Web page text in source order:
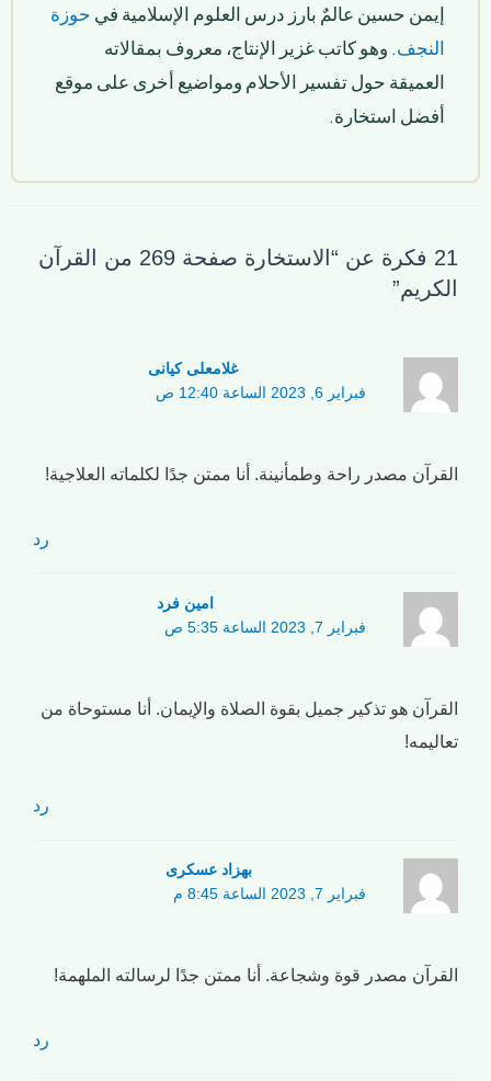
إيمن حسين عالمٌ بارز درس العلوم الإسلامية في حوزة
النجف. وهو كاتب غزير الإنتاج، معروف بمقالاته
العميقة حول تفسير الأحلام ومواضيع أخرى على موقع
أفضل استخارة.
21 فكرة عن “الاستخارة صفحة 269 من القرآن
الكريم”
غلامعلی کیانی
فبراير 6, 2023 الساعة 12:40 ص
القرآن مصدر راحة وطمأنينة. أنا ممتن جدًا لكلماته العلاجية!
رد
امین فرد
فبراير 7, 2023 الساعة 5:35 ص
القرآن هو تذكير جميل بقوة الصلاة والإيمان. أنا مستوحاة من
تعاليمه!
رد
بهزاد عسکری
فبراير 7, 2023 الساعة 8:45 م
القرآن مصدر قوة وشجاعة. أنا ممتن جدًا لرسالته الملهمة!
رد